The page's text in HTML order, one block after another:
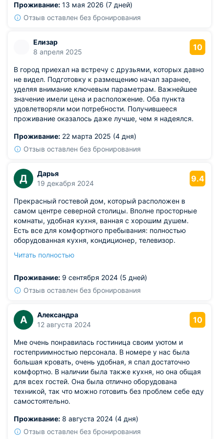
Проживание: 13 мая 2026 (7 дней)
Отзыв оставлен без бронирования
Елизар
8 апреля 2025
10
В город приехал на встречу с друзьями, которых давно
не видел. Подготовку к размещению начал заранее,
уделяя внимание ключевым параметрам. Важнейшее
значение имели цена и расположение. Оба пункта
удовлетворяли мои потребности. Получившееся
проживание оказалось даже лучше, чем я надеялся.
Проживание: 22 марта 2025 (4 дня)
Отзыв оставлен без бронирования
Д
Дарья
19 декабря 2024
9.4
Прекрасный гостевой дом, который расположен в
самом центре северной столицы. Вполне просторные
комнаты, удобная кухня, ванная с хорошим душем.
Есть все для комфортного пребывания: полностью
оборудованная кухня, кондиционер, телевизор.
до всех популярных мест города.Быстрое заселение,
именно эти апартаменты.
Читать полностью
Проживание: 9 сентября 2024 (5 дней)
Отзыв оставлен без бронирования
А
Александра
12 августа 2024
10
Мне очень понравилась гостиница своим уютом и
гостеприимностью персонала. В номере у нас была
большая кровать, очень удобная, я спал достаточно
комфортно. В наличии была также кухня, но она общая
для всех гостей. Она была отлично оборудована
техникой, так что можно готовить без проблем себе еду
самостоятельно.
Проживание: 8 августа 2024 (4 дня)
Отзыв оставлен без бронирования